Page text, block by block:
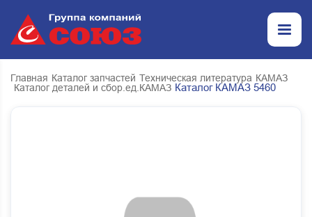
Главная Каталог запчастей Техническая литература КАМАЗ
Каталог деталей и сбор.ед.КАМАЗ Каталог КАМАЗ 5460